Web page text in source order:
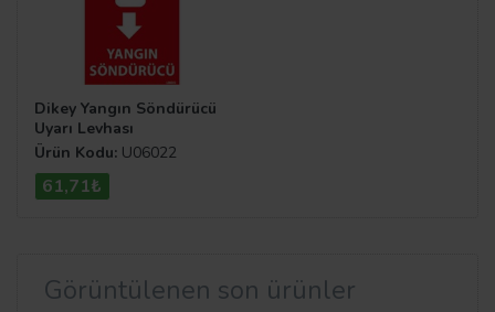
Dikey Yangın Söndürücü
Uyarı Levhası
Ürün Kodu: U06022
61,71₺
Görüntülenen son ürünler